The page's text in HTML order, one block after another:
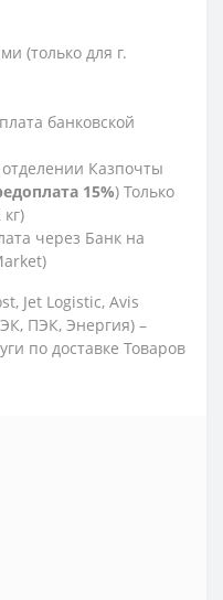
(только для г.
банковской
Казпочты
15%) Только
через Банк на
Jet Logistic, Avis
ПЭК, Энергия) –
по доставке Товаров